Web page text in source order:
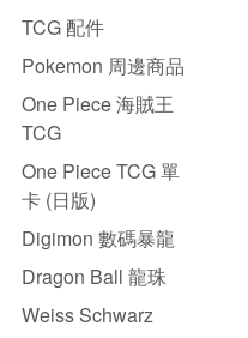
TCG 配件
Pokemon 周邊商品
One Piece 海賊王
TCG
One Piece TCG 單
卡 (日版)
Digimon 數碼暴龍
Dragon Ball 龍珠
Weiss Schwarz